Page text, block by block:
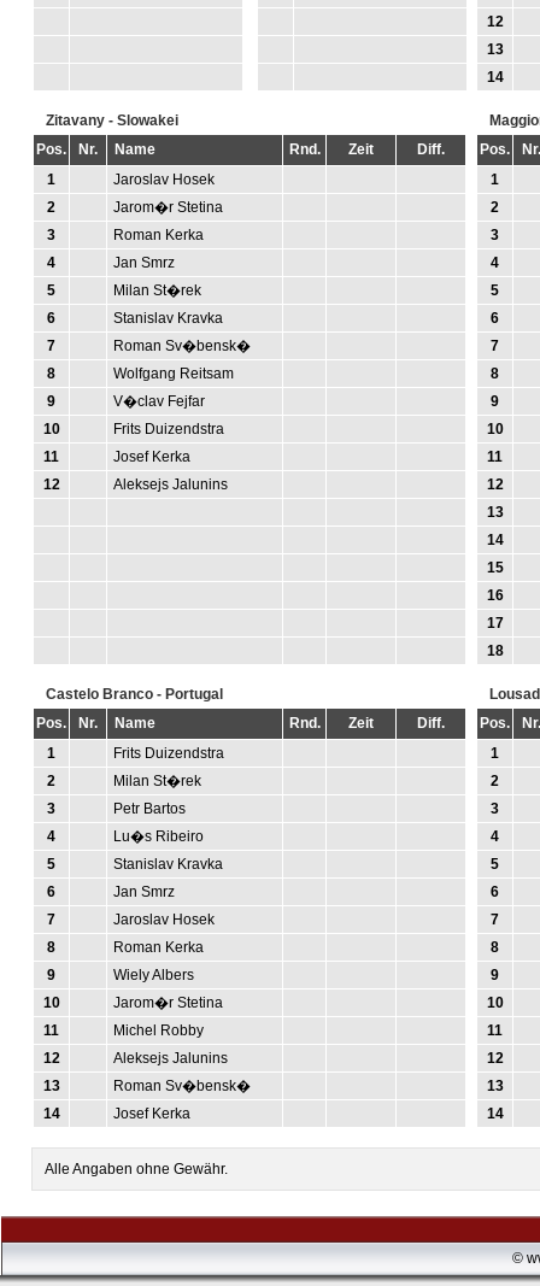
12
13
14
Zitavany - Slowakei
Pos.
Nr. Name Rnd. Zeit
Diff.
1
Jaroslav Hosek
2
Jarom�r Stetina
3
Roman Kerka
4
Jan Smrz
5
Milan St�rek
6
Stanislav Kravka
7
Roman Sv�bensk�
8
Wolfgang Reitsam
9
V�clav Fejfar
10
Frits Duizendstra
11
Josef Kerka
12
Aleksejs Jalunins
Pos.
Nr.
1
2
3
4
5
6
7
8
9
10
11
12
13
14
15
16
17
18
Castelo Branco - Portugal
Pos.
Nr. Name Rnd. Zeit
Diff.
1
Frits Duizendstra
2
Milan St�rek
3
Petr Bartos
4
Lu�s Ribeiro
5
Stanislav Kravka
6
Jan Smrz
7
Jaroslav Hosek
8
Roman Kerka
9
Wiely Albers
10
Jarom�r Stetina
11
Michel Robby
12
Aleksejs Jalunins
13
Roman Sv�bensk�
14
Josef Kerka
Pos.
Nr.
1
2
3
4
5
6
7
8
9
10
11
12
13
14
Alle Angaben ohne Gewähr.
©